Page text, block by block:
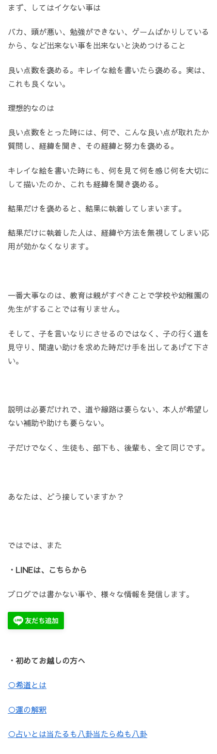
まず、してはイケない事は
バカ、頭が悪い、勉強ができない、ゲームばかりしている
から、など出来ない事を出来ないと決めつけること
良い点数を褒める。キレイな絵を書いたら褒める。実は、
これも良くない。
理想的なのは
良い点数をとった時には、何で、こんな良い点が取れたか
質問し、経緯を聞き、その経緯と努力を褒める。
キレイな絵を書いた時にも、何を見て何を感じ何を大切に
して描いたのか、これも経緯を聞き褒める。
結果だけを褒めると、結果に執着してしまいます。
結果だけに執着した人は、経緯や方法を無視してしまい応
用が効かなくなります。
一番大事なのは、教育は親がすべきことで学校や幼稚園の
先生がすることでは有りません。
そして、子を言いなりにさせるのではなく、子の行く道を
見守り、間違い助けを求めた時だけ手を出してあげて下さ
い。
説明は必要だけれで、道や線路は要らない、本人が希望し
ない補助や助けも要らない。
子だけでなく、生徒も、部下も、後輩も、全て同じです。
あなたは、どう接していますか？
ではでは、また
・LINEは、こちらから
ブログでは書かない事や、様々な情報を発信します。
・初めてお越しの方へ
○希道とは
○運の解釈
○占いとは当たるも八卦当たらぬも八卦